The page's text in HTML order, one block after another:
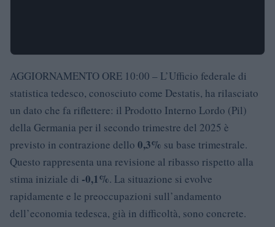
AGGIORNAMENTO ORE 10:00 – L’Ufficio federale di
statistica tedesco, conosciuto come Destatis, ha rilasciato
un dato che fa riflettere: il Prodotto Interno Lordo (Pil)
della Germania per il secondo trimestre del 2025 è
previsto in contrazione dello 0,3% su base trimestrale.
Questo rappresenta una revisione al ribasso rispetto alla
stima iniziale di -0,1%. La situazione si evolve
rapidamente e le preoccupazioni sull’andamento
dell’economia tedesca, già in difficoltà, sono concrete.